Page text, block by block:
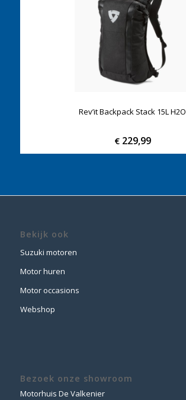
Rev’it Backpack Stack 15L H2O
€229,99
Bekijk ook
Suzuki motoren
Motor huren
Motor occasions
Webshop
Bezoek onze showroom
Motorhuis De Valkenier